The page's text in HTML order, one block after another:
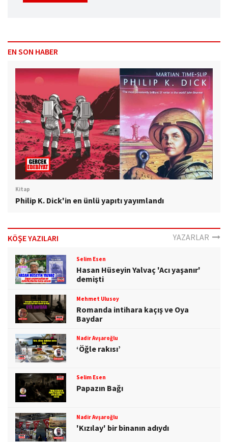
EN SON HABER
Kitap
Philip K. Dick'in en ünlü yapıtı yayımlandı
KÖŞE YAZILARI YAZARLAR
Selim Esen
Hasan Hüseyin Yalvaç 'Acı yaşanır'
demişti
Mehmet Ulusoy
Romanda intihara kaçış ve Oya
Baydar
Nadir Avşaroğlu
‘Öğle rakısı’
Selim Esen
Papazın Bağı
Nadir Avşaroğlu
'Kızılay' bir binanın adıydı